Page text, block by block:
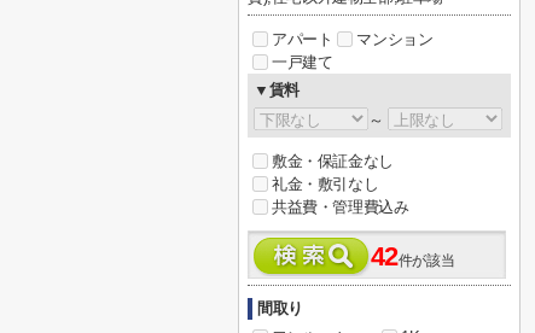
アパート
マンション
一戸建て
▼賃料
～
敷金・保証金なし
礼金・敷引なし
共益費・管理費込み
42件が該当
間取り